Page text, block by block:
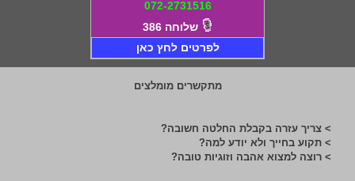
072-2731516
שלוחה 386
לפרטים לחץ כאן
מתקשרים מומלצים
> צריך עזרה בקבלת החלטה חשובה?
> תקוע בחייך ולא יודע למה?
> רוצה למצוא אהבה וזוגיות טובה?